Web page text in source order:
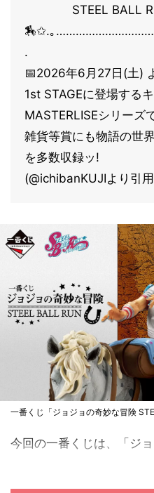
STEEL BALL
🏇✩.｡
.
📅2026年6月27日(土)
1st STAGEに登場する
MASTERLISEシリーズ
雑貨等賞にも物語の世
を多数収録ッ!
(@ichibanKUJIより引
一番くじ「ジョジョの奇妙な冒険
今回の一番くじは、「ジ